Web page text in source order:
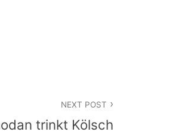
NEXT POST
trinkt Kölsch